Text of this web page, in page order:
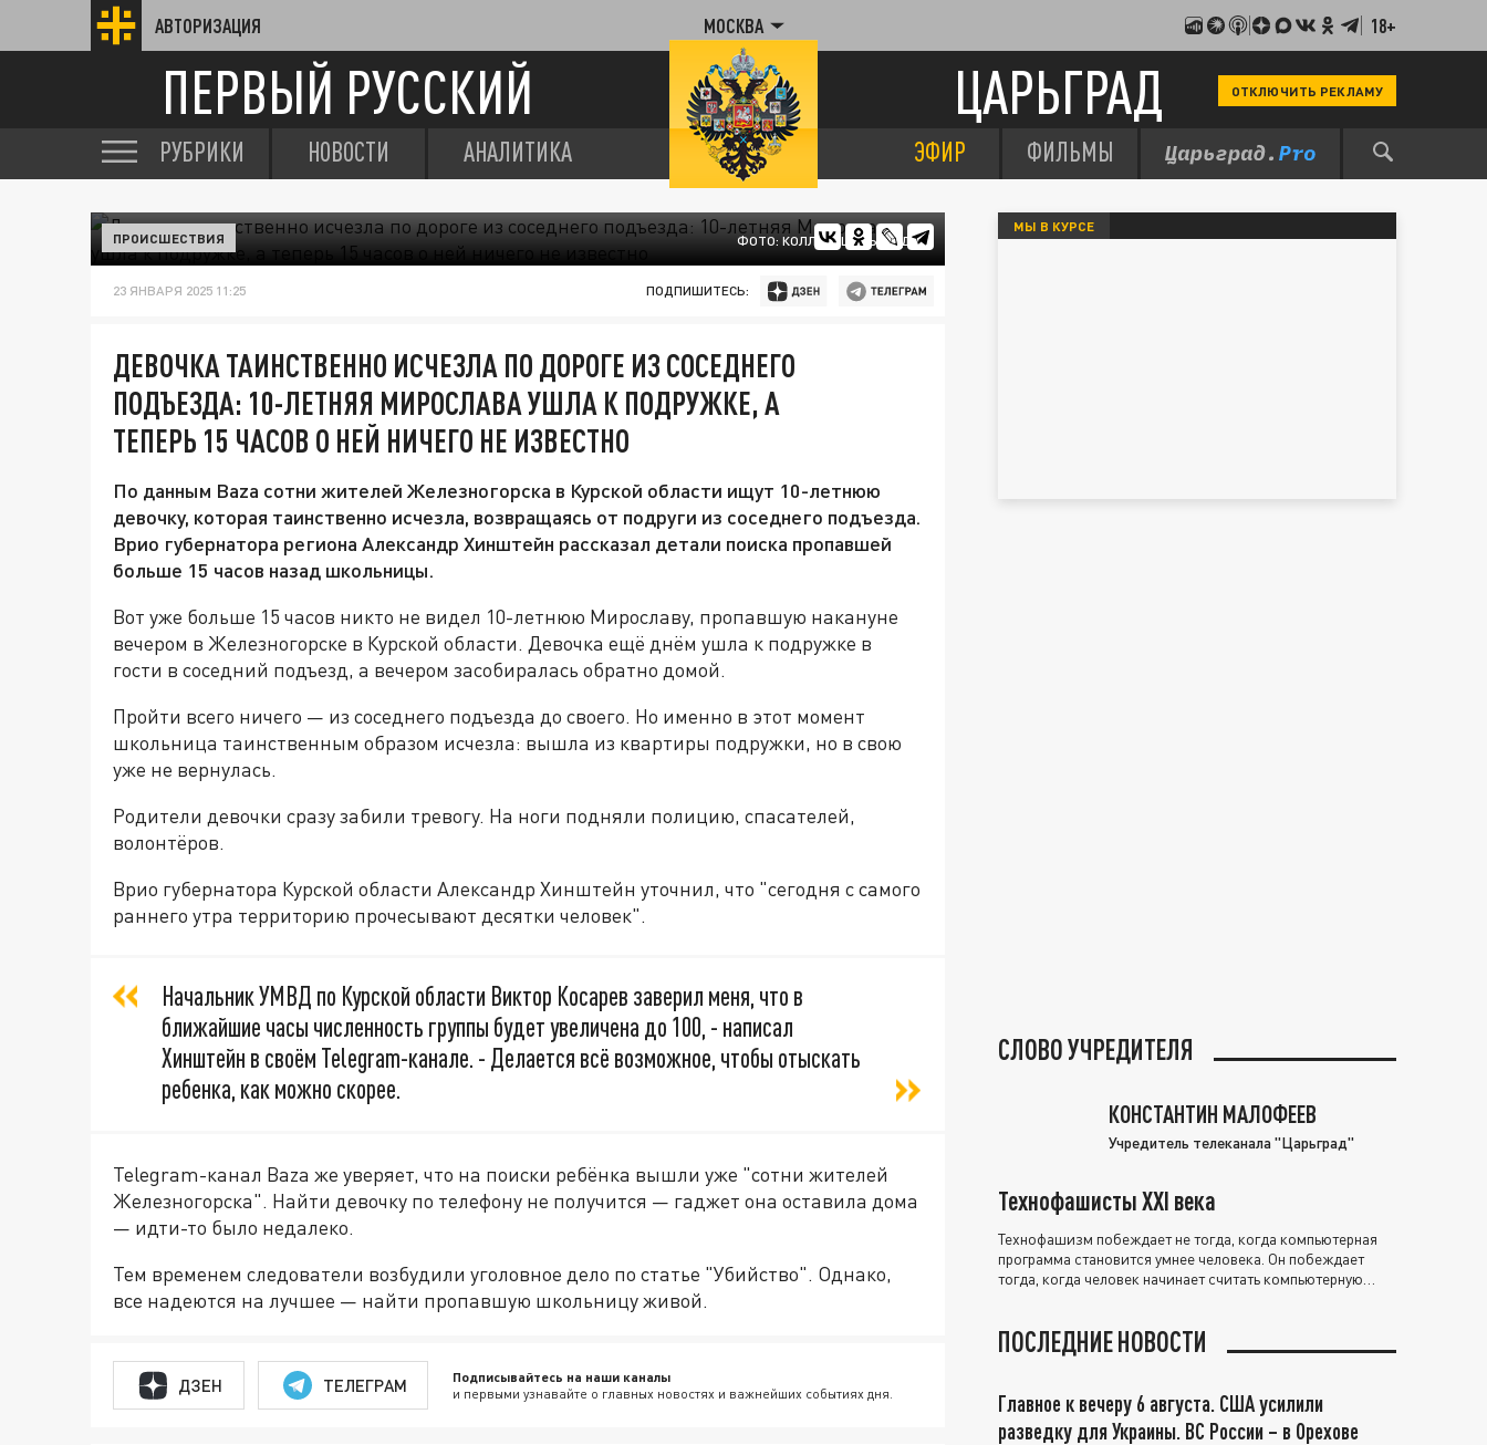
АВТОРИЗАЦИЯ МОСКВА 18+
ПЕРВЫЙ РУССКИЙ ЦАРЬГРАД ОТКЛЮЧИТЬ РЕКЛАМУ
РУБРИКИ НОВОСТИ АНАЛИТИКА ЭФИР ФИЛЬМЫ
ФОТО: КОЛЛАЖ ЦАРЬГРАДА.
ПРОИСШЕСТВИЯ
23 ЯНВАРЯ 2025 11:25 ПОДПИШИТЕСЬ:
ДЕВОЧКА ТАИНСТВЕННО ИСЧЕЗЛА ПО ДОРОГЕ ИЗ СОСЕДНЕГО
ПОДЪЕЗДА: 10-ЛЕТНЯЯ МИРОСЛАВА УШЛА К ПОДРУЖКЕ, А
ТЕПЕРЬ 15 ЧАСОВ О НЕЙ НИЧЕГО НЕ ИЗВЕСТНО
По данным Baza сотни жителей Железногорска в Курской области ищут 10-летнюю
девочку, которая таинственно исчезла, возвращаясь от подруги из соседнего подъезда.
Врио губернатора региона Александр Хинштейн рассказал детали поиска пропавшей
больше 15 часов назад школьницы.
Вот уже больше 15 часов никто не видел 10-летнюю Мирославу, пропавшую накануне
вечером в Железногорске в Курской области. Девочка ещё днём ушла к подружке в
гости в соседний подъезд, а вечером засобиралась обратно домой.
Пройти всего ничего — из соседнего подъезда до своего. Но именно в этот момент
школьница таинственным образом исчезла: вышла из квартиры подружки, но в свою
уже не вернулась.
Родители девочки сразу забили тревогу. На ноги подняли полицию, спасателей,
волонтёров.
Врио губернатора Курской области Александр Хинштейн уточнил, что "сегодня с самого
раннего утра территорию прочесывают десятки человек".
Начальник УМВД по Курской области Виктор Косарев заверил меня, что в
ближайшие часы численность группы будет увеличена до 100, - написал
Хинштейн в своём Telegram-канале. - Делается всё возможное, чтобы отыскать
ребенка, как можно скорее.
Telegram-канал Baza же уверяет, что на поиски ребёнка вышли уже "сотни жителей
Железногорска". Найти девочку по телефону не получится — гаджет она оставила дома
— идти-то было недалеко.
Тем временем следователи возбудили уголовное дело по статье "Убийство". Однако,
все надеются на лучшее — найти пропавшую школьницу живой.
ДЗЕН ТЕЛЕГРАМ Подписывайтесь на наши каналы
и первыми узнавайте о главных новостях и важнейших событиях дня.
МЫ В КУРСЕ
СЛОВО УЧРЕДИТЕЛЯ
КОНСТАНТИН МАЛОФЕЕВ
Учредитель телеканала "Царьград"
Технофашисты XXI века
Технофашизм побеждает не тогда, когда компьютерная
программа становится умнее человека. Он побеждает
тогда, когда человек начинает считать компьютерную
ПОСЛЕДНИЕ НОВОСТИ
Главное к вечеру 6 августа. США усилили
разведку для Украины. ВС России – в Орехове